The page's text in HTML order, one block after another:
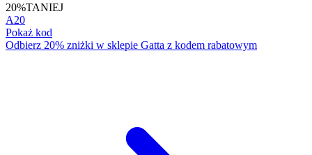
20%TANIEJ
A20
Pokaż kod
Odbierz 20% zniżki w sklepie Gatta z kodem rabatowym